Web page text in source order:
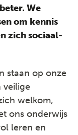
We
om kennis
zich sociaal-
staan op onze
veilige
welkom,
ons onderwijs
leren en